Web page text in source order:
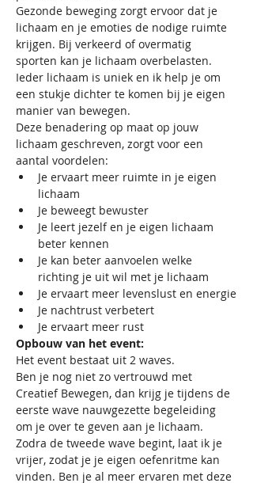
Gezonde beweging zorgt ervoor dat je
lichaam en je emoties de nodige ruimte
krijgen. Bij verkeerd of overmatig
sporten kan je lichaam overbelasten.
Ieder lichaam is uniek en ik help je om
een stukje dichter te komen bij je eigen
manier van bewegen.
Deze benadering op maat op jouw
lichaam geschreven, zorgt voor een
aantal voordelen:
Je ervaart meer ruimte in je eigen
lichaam
Je beweegt bewuster
Je leert jezelf en je eigen lichaam
beter kennen
Je kan beter aanvoelen welke
richting je uit wil met je lichaam
Je ervaart meer levenslust en energie
Je nachtrust verbetert
Je ervaart meer rust
Opbouw van het event:
Het event bestaat uit 2 waves.
Ben je nog niet zo vertrouwd met
Creatief Bewegen, dan krijg je tijdens de
eerste wave nauwgezette begeleiding
om je over te geven aan je lichaam.
Zodra de tweede wave begint, laat ik je
vrijer, zodat je je eigen oefenritme kan
vinden. Ben je al meer ervaren met deze